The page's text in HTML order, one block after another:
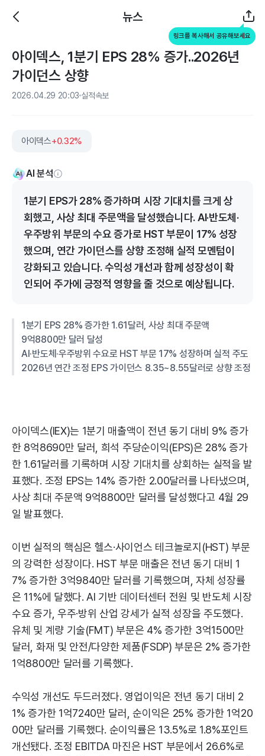
뉴스
링크를 복사해서 공유해보세요
아이덱스, 1분기 EPS 28% 증가..2026년
가이던스 상향
2026.04.29 20:03 실적속보
아이덱스+0.32%
AI 분석
1분기 EPS가 28% 증가하며 시장 기대치를 크게 상
회했고, 사상 최대 주문액을 달성했습니다. AI·반도체·
우주방위 부문의 수요 증가로 HST 부문이 17% 성장
했으며, 연간 가이던스를 상향 조정해 실적 모멘텀이
강화되고 있습니다. 수익성 개선과 함께 성장성이 확
인되어 주가에 긍정적 영향을 줄 것으로 예상됩니다.
1분기 EPS 28% 증가한 1.61달러, 사상 최대 주문액
9억8800만 달러 달성
AI·반도체·우주방위 수요로 HST 부문 17% 성장하며 실적 주도
2026년 연간 조정 EPS 가이던스 8.35~8.55달러로 상향 조정
아이덱스(IEX)는 1분기 매출액이 전년 동기 대비 9% 증가
한 8억8690만 달러, 희석 주당순이익(EPS)은 28% 증가
한 1.61달러를 기록하며 시장 기대치를 상회하는 실적을 발
표했다. 조정 EPS는 14% 증가한 2.00달러를 나타냈으며,
사상 최대 주문액 9억8800만 달러를 달성했다고 4월 29
일 발표했다.
이번 실적의 핵심은 헬스·사이언스 테크놀로지(HST) 부문
의 강력한 성장이다. HST 부문 매출은 전년 동기 대비 1
7% 증가한 3억9840만 달러를 기록했으며, 자체 성장률
은 11%에 달했다. AI 기반 데이터센터 전원 및 반도체 시장
수요 증가, 우주·방위 산업 강세가 실적 성장을 주도했다.
유체 및 계량 기술(FMT) 부문은 4% 증가한 3억1500만
달러, 화재 및 안전/다양한 제품(FSDP) 부문은 2% 증가한
1억8800만 달러를 기록했다.
수익성 개선도 두드러졌다. 영업이익은 전년 동기 대비 2
1% 증가한 1억7240만 달러, 순이익은 25% 증가한 1억20
00만 달러를 기록했다. 순이익률은 13.5%로 1.8%포인트
개선됐다. 조정 EBITDA 마진은 HST 부문에서 26.6%로